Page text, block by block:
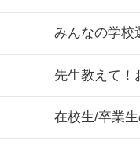
みんなの学校
先生教えて！
在校生/卒業生